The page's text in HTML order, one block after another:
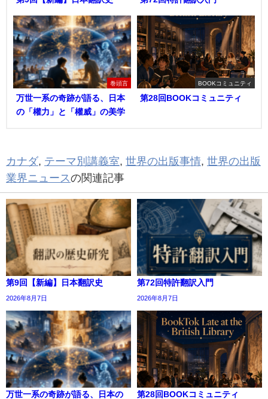
巻頭言
万世一系の奇跡が語る、日本
の「權力」と「權威」の美学
BOOKコミュニティ
第28回BOOKコミュニティ
カナダ テーマ別講義室 世界の出版事情 世界の出版
業界ニュース の関連記事
第9回【新編】日本翻訳史
2026年8月7日
第72回特許翻訳入門
2026年8月7日
万世一系の奇跡が語る、日本の
第28回BOOKコミュニティ